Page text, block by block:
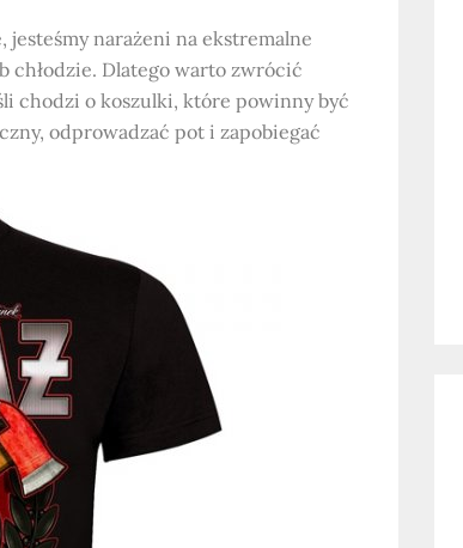
narażeni na ekstremalne
chłodzie. Dlatego warto zwrócić
chodzi o koszulki, które powinny być
odprowadzać pot i zapobiegać